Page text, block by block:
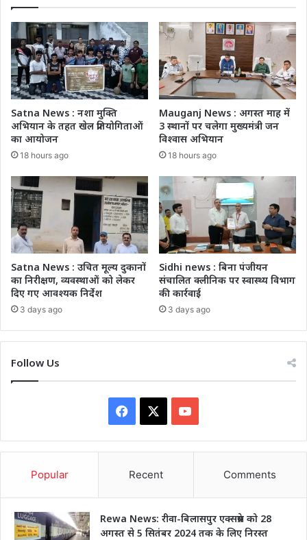
Satna News : नशा मुक्ति
अभियान के तहत खेल प्रतियोगिताओं
का आयोजन
18 hours ago
Mauganj News : अगस्त माह में
3 स्थानों पर चलेगा मुख्यमंत्री जन
विश्वास अभियान
18 hours ago
Satna News : उचित मूल्य दुकानों
का निरीक्षण, व्यवस्थाओं को लेकर
दिए गए आवश्यक निर्देश
3 days ago
Sidhi news : बिना पंजीयन
संचालित क्लीनिक पर स्वास्थ्य विभाग
की कार्रवाई
3 days ago
Follow Us
Facebook YouTube
Popular Recent Comments
Rewa News: रीवा-बिलासपुर एक्सप्रेस को 28
अगस्त से 5 सितंबर 2024 तक के लिए निरस्त